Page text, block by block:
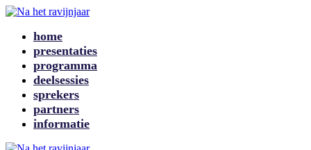
home
presentaties
programma
deelsessies
sprekers
partners
informatie